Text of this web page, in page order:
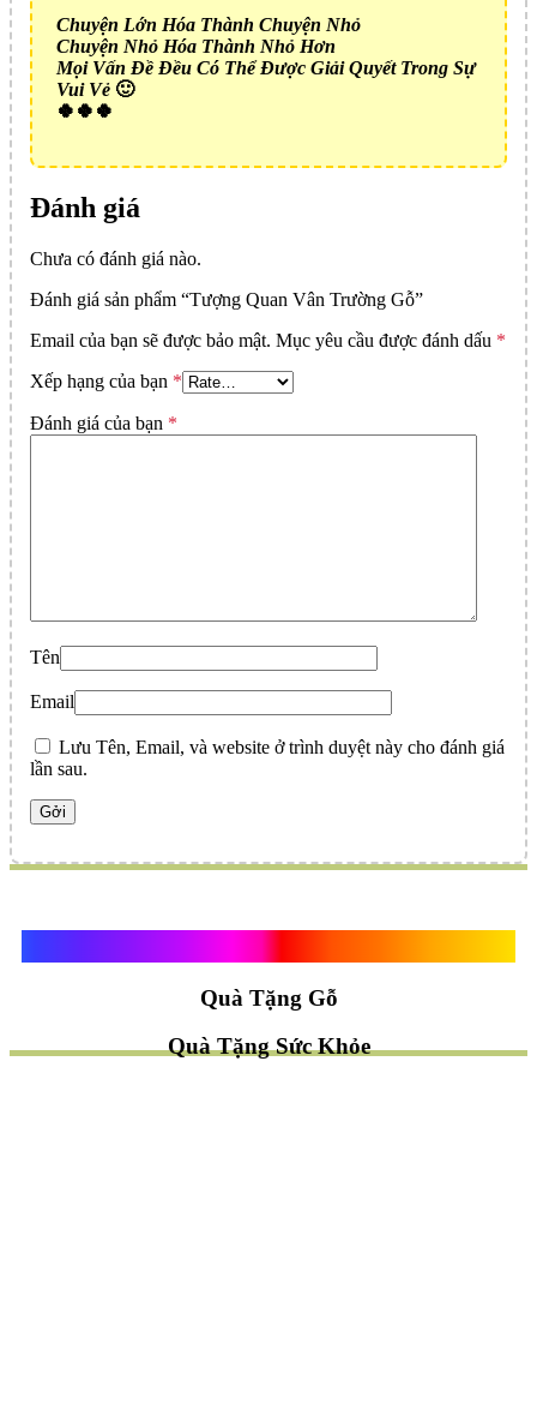
Chuyện Lớn Hóa Thành Chuyện Nhỏ
Chuyện Nhỏ Hóa Thành Nhỏ Hơn
Mọi Vấn Đề Đều Có Thể Được Giải Quyết Trong Sự
Vui Vẻ 🙂
🍀🍀🍀
Đánh giá
Chưa có đánh giá nào.
Đánh giá sản phẩm “Tượng Quan Vân Trường Gỗ”
Email của bạn sẽ được bảo mật. Mục yêu cầu được đánh dấu *
Xếp hạng của bạn *
Đánh giá của bạn *
Tên
Email
Lưu Tên, Email, và website ở trình duyệt này cho đánh giá
lần sau.
Quà Tặng Gỗ
Quà Tặng Sức Khỏe